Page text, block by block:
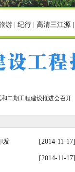
游| 纪行| 高清三江源|
二期工程建设推进会召开
发 [2014-11-17]
[2014-11-17]